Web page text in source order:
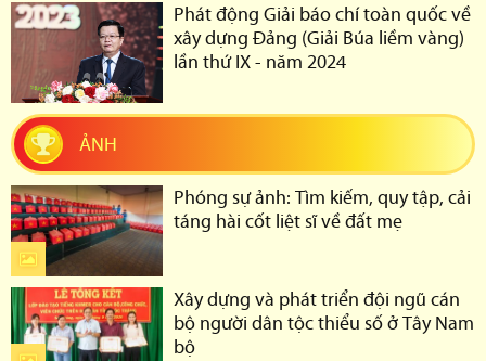
Phát động Giải báo chí toàn quốc về
xây dựng Đảng (Giải Búa liềm vàng)
lần thứ IX - năm 2024
ẢNH
Phóng sự ảnh: Tìm kiếm, quy tập, cải
táng hài cốt liệt sĩ về đất mẹ
Xây dựng và phát triển đội ngũ cán
bộ người dân tộc thiểu số ở Tây Nam
bộ